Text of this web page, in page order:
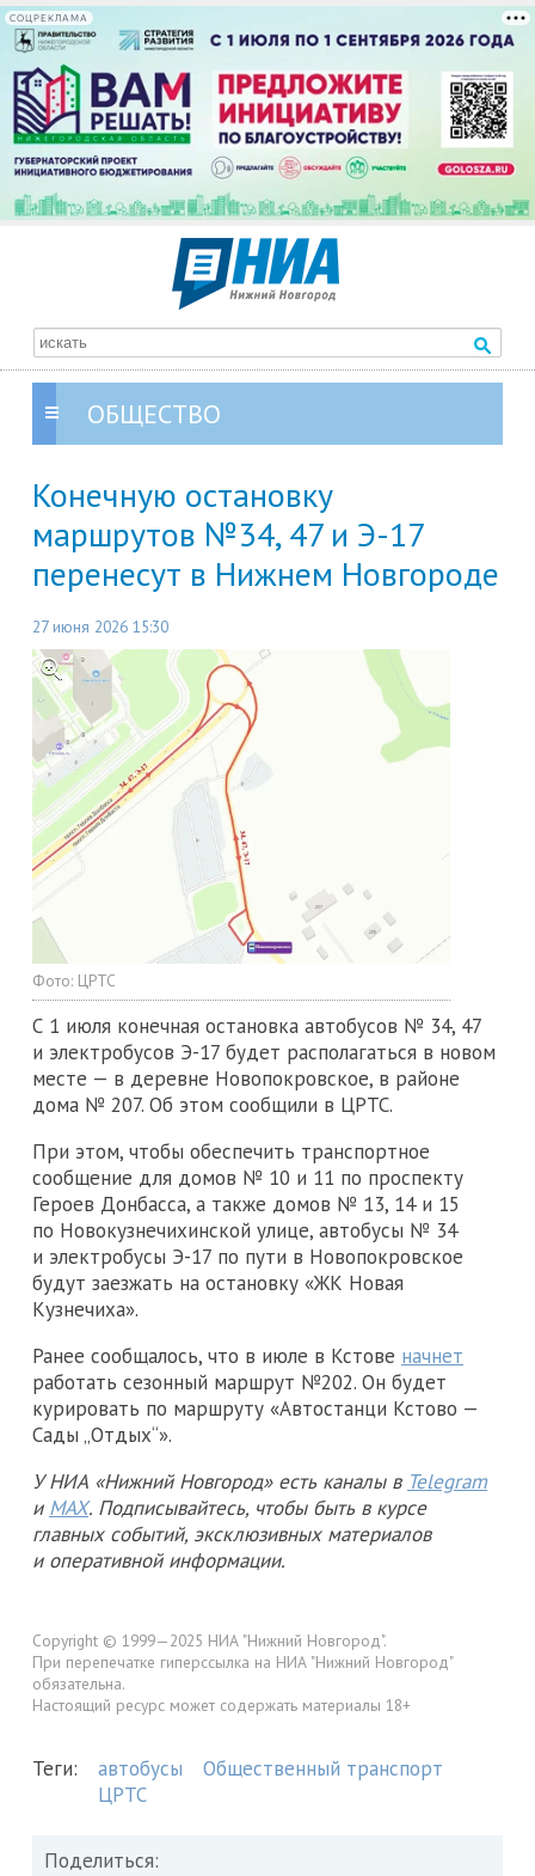
СОЦРЕКЛАМА
ОБЩЕСТВО
Конечную остановку
маршрутов №34, 47 и Э-17
перенесут в Нижнем Новгороде
27 июня 2026 15:30
Фото: ЦРТС
С 1 июля конечная остановка автобусов № 34, 47
и электробусов Э-17 будет располагаться в новом
месте — в деревне Новопокровское, в районе
дома № 207. Об этом сообщили в ЦРТС.
При этом, чтобы обеспечить транспортное
сообщение для домов № 10 и 11 по проспекту
Героев Донбасса, а также домов № 13, 14 и 15
по Новокузнечихинской улице, автобусы № 34
и электробусы Э-17 по пути в Новопокровское
будут заезжать на остановку «ЖК Новая
Кузнечиха».
Ранее сообщалось, что в июле в Кстове начнет
работать сезонный маршрут №202. Он будет
курировать по маршруту «Автостанци Кстово —
Сады „Отдых“».
У НИА «Нижний Новгород» есть каналы в Telegram
и MAX. Подписывайтесь, чтобы быть в курсе
главных событий, эксклюзивных материалов
и оперативной информации.
Copyright © 1999—2025 НИА "Нижний Новгород".
При перепечатке гиперссылка на НИА "Нижний Новгород"
обязательна.
Настоящий ресурс может содержать материалы 18+
Теги: автобусы
Общественный транспорт
ЦРТС
Поделиться: